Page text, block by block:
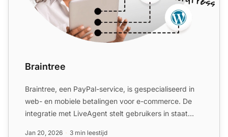
Braintree
Braintree, een PayPal-service, is gespecialiseerd in
web- en mobiele betalingen voor e-commerce. De
integratie met LiveAgent stelt gebruikers in staat
Jan 20, 2026 3 min leestijd